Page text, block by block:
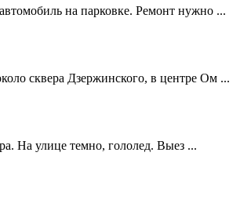
на парковке. Ремонт нужно ...
сквера Дзержинского, в центре Ом ...
На улице темно, гололед. Выез ...